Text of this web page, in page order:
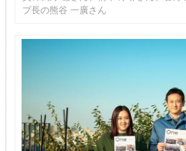
プ長の熊谷 一廣さん